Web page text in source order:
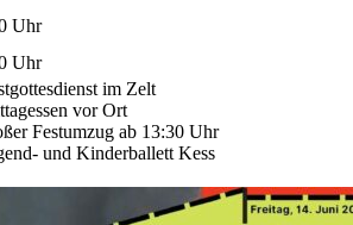
Uhr
Uhr
im Zelt
vor Ort
Festumzug ab 13:30 Uhr
und Kinderballett Kess